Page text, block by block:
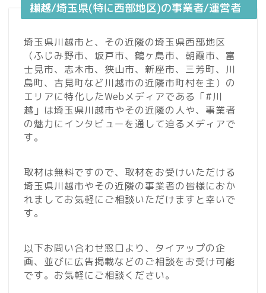
川越/埼玉県(特に西部地区)の事業者/運営者様へ
埼玉県川越市と、その近隣の埼玉県西部地区
（ふじみ野市、坂戸市、鶴ヶ島市、朝霞市、富
士見市、志木市、狭山市、新座市、三芳町、川
島町、吉見町など川越市の近隣市町村を主）の
エリアに特化したWebメディアである「#川
越」は埼玉県川越市やその近隣の人や、事業者
の魅力にインタビューを通して迫るメディアで
す。
取材は無料ですので、取材をお受けいただける
埼玉県川越市やその近隣の事業者の皆様におか
れましてお気軽にご相談いただけますと幸いで
す。
以下お問い合わせ窓口より、タイアップの企
画、並びに広告掲載などのご相談をお受け可能
です。お気軽にご相談ください。